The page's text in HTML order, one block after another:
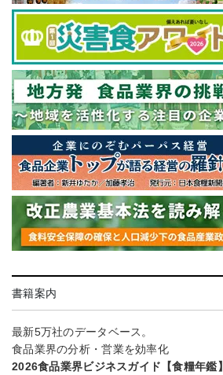
書籍案内
最新5万社のデータベース。
食品業界の分析・営業を効率化
2026食品業界ビジネスガイド【食糧年鑑】